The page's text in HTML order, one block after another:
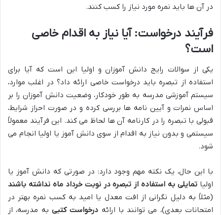
در آن ها باید نمره مورد نیاز را کسب کنند.
فرآیند درخواست: آیا نیاز به اقدام خاصی
است؟
یکی از سوالات رایج دانش آموزان و اولیا این است که آیا برای
استفاده از تبصره باید درخواست خاصی ارائه داد؟ در اغلب موارد،
سیستم آموزشی مدرسه به طور خودکار، وضعیت دانش آموزان را بر
اساس نمرات و آیین نامه ها بررسی کرده و در صورت احراز شرایط،
قبولی با تبصره را در کارنامه آن ها لحاظ می کند. این فرآیند معمولاً
سیستمی و بدون نیاز به اقدام از سوی دانش آموز یا اولیا انجام می
شود.
با این حال، یک نکته مهم وجود دارد: در صورتی که دانش آموز یا
اولیا تمایلی به استفاده از تبصره در نوبت خرداد ماه نداشته باشند
(مثلاً به دلیل نگرانی از افت معدل یا امید به کسب نمره بهتر در
امتحانات بعدی)، می توانند با ارائه درخواست کتبی به مدرسه، از